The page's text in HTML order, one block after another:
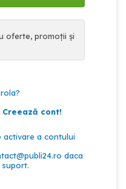
oferte, promoții și
cont!
activare a contului
daca